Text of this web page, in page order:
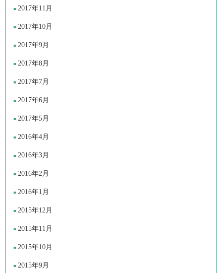
2017年11月
2017年10月
2017年9月
2017年8月
2017年7月
2017年6月
2017年5月
2016年4月
2016年3月
2016年2月
2016年1月
2015年12月
2015年11月
2015年10月
2015年9月